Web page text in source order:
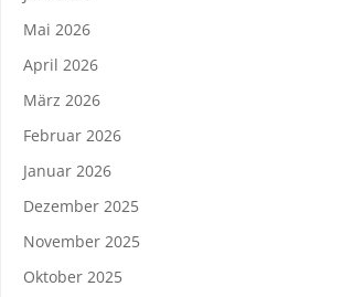
Mai 2026
April 2026
März 2026
Februar 2026
Januar 2026
Dezember 2025
November 2025
Oktober 2025